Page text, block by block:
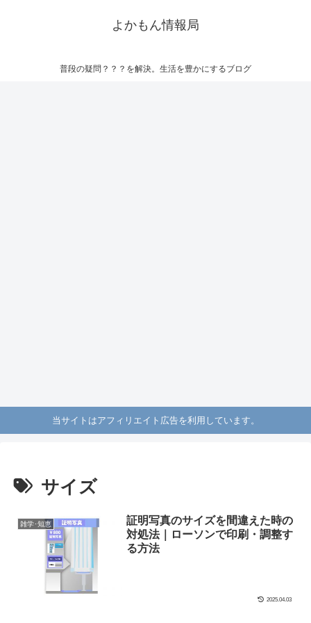
よかもん情報局
普段の疑問？？？を解決。生活を豊かにするブログ
当サイトはアフィリエイト広告を利用しています。
サイズ
雑学･知恵
証明写真のサイズを間違えた時の
対処法｜ローソンで印刷・調整す
る方法
2025.04.03